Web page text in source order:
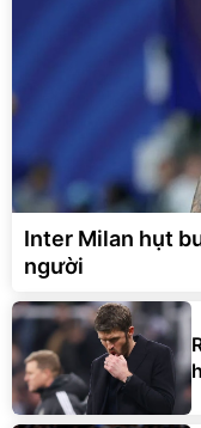
Inter Milan hụt
người